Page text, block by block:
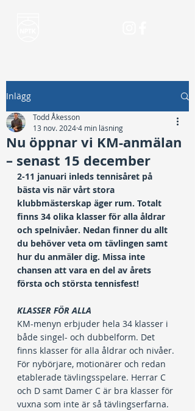
Inlägg
Nu öppnar vi KM-anmälan
– senast 15 december
Todd Åkesson
13 nov. 20244 min läsning
2-11 januari inleds tennisåret på
bästa vis när vårt stora
klubbmästerskap äger rum. Totalt
finns 34 olika klasser för alla åldrar
och spelnivåer. Nedan finner du allt
du behöver veta om tävlingen samt
hur du anmäler dig. Missa inte
chansen att vara en del av årets
första och största tennisfest!
KLASSER FÖR ALLA
KM-menyn erbjuder hela 34 klasser i
både singel- och dubbelform. Det
finns klasser för alla åldrar och nivåer.
För nybörjare, motionärer och redan
etablerade tävlingsspelare. Herrar C
och D samt Damer C är bra klasser för
vuxna som inte är så tävlingserfarna.